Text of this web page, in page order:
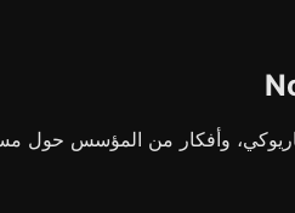
وأفكار من المؤسس حول